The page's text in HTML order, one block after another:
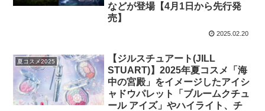
などが登場【4月1日から先行発
売】
2025.02.20
夏コスメ2025
【ジルスチュアート(JILL
STUART)】2025年夏コスメ「海
中の宮殿」をイメージしたアイシ
ャドウパレット「ブルームクチュ
ール アイズ」やハイライト、チ